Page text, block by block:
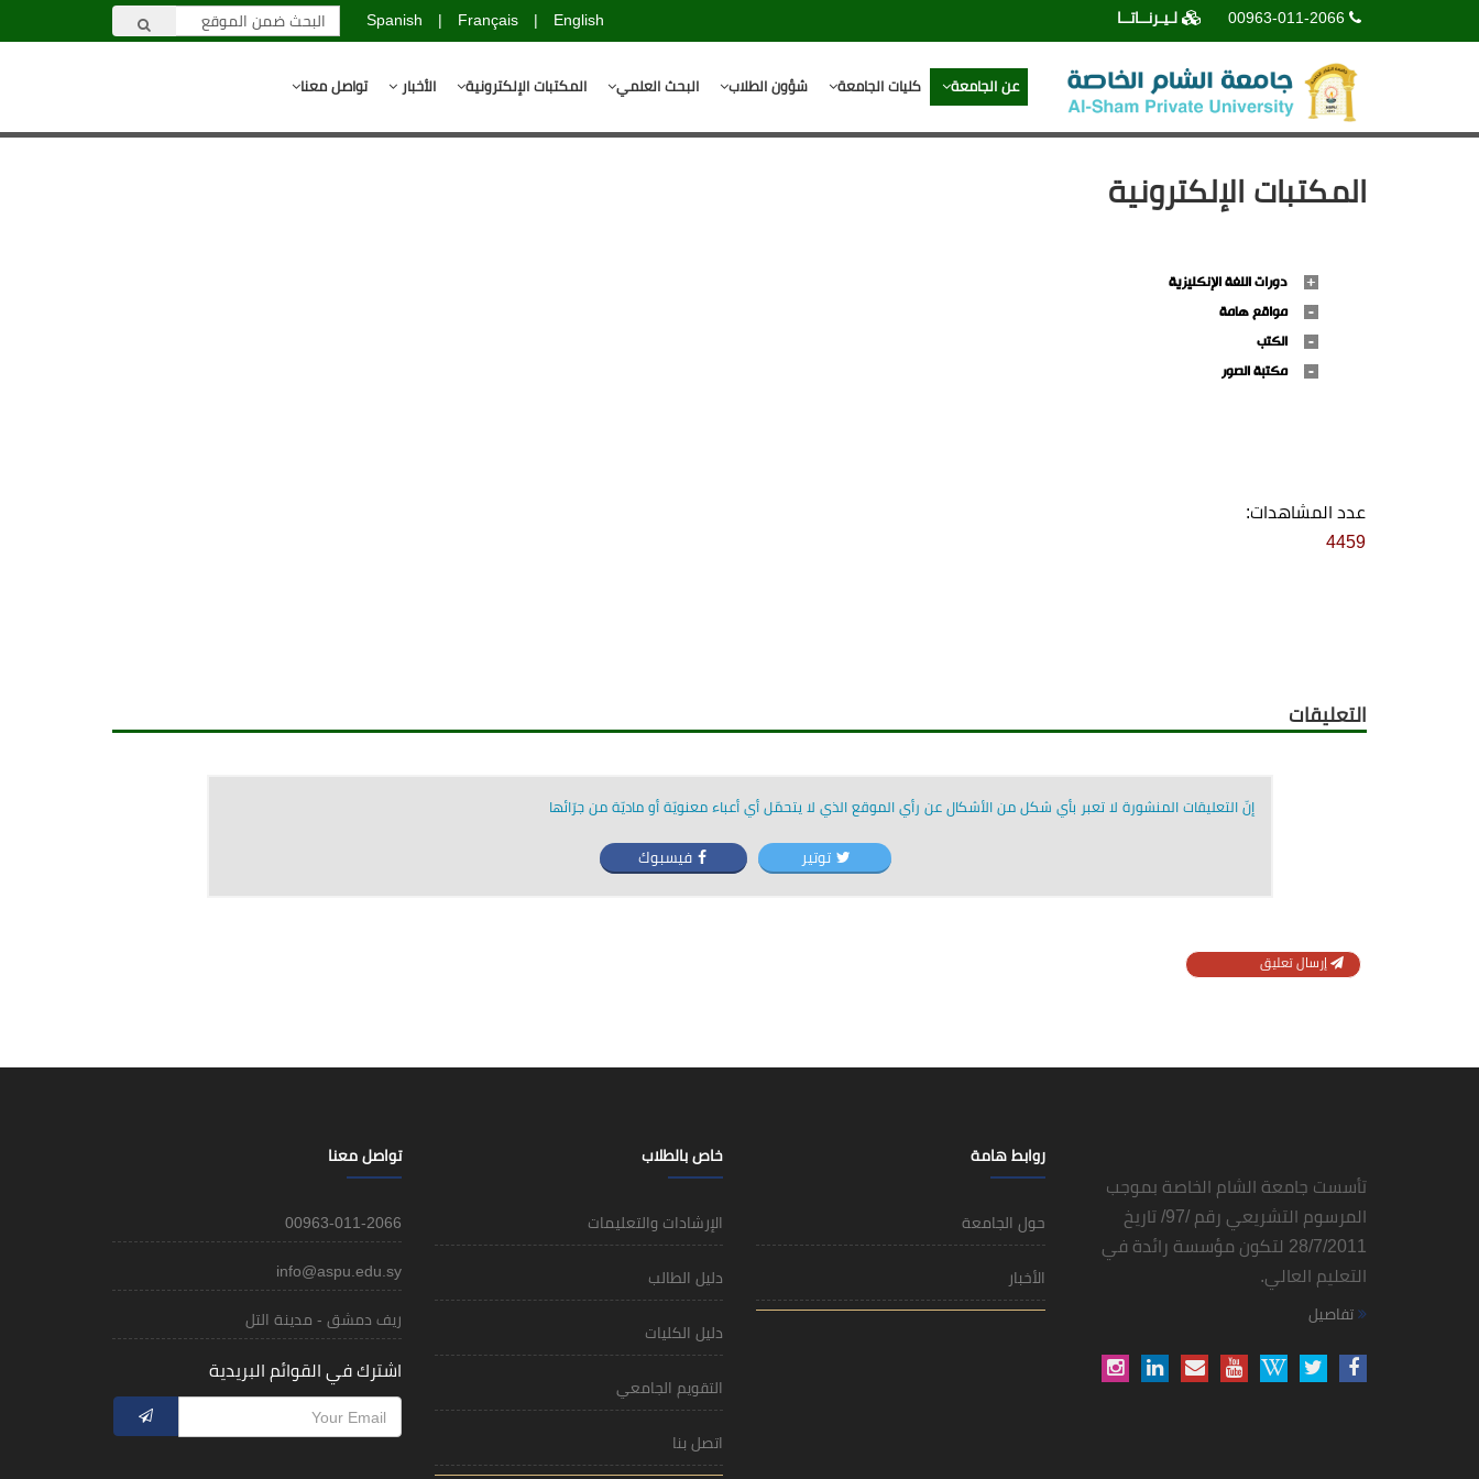
00963-011-2066 لـيـرنــاتــا English
|
Français
|
Spanish
عن الجامعة كليات الجامعة شؤون الطلاب البحث العلمي المكتبات الإلكترونية الأخبار تواصل معنا
المكتبات الإلكترونية
دورات اللغة الإنكليزية
مواقع هامة
الكتب
مكتبة الصور
عدد المشاهدات:
4459
التعليقات
إنّ التعليقات المنشورة لا تعبر بأي شكل من الأشكال عن رأي الموقع الذي لا يتحمّل أي أعباء معنويّة أو ماديّة من جرّائها
توتير فيسبوك
إرسال تعليق
تأسست جامعة الشام الخاصة بموجب
المرسوم التشريعي رقم /97/ تاريخ
28/7/2011 لتكون مؤسسة رائدة في
التعليم العالي.
تفاصيل
روابط هامة
حول الجامعة
الأخبار
خاص بالطلاب
الإرشادات والتعليمات
دليل الطالب
دليل الكليات
التقويم الجامعي
اتصل بنا
تواصل معنا
00963-011-2066
info@aspu.edu.sy
ريف دمشق - مدينة التل
اشترك في القوائم البريدية